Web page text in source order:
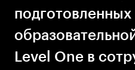
подготовленных
Level One в